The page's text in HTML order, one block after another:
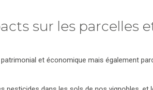
sur les parcelles
et économique mais également